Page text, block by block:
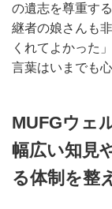
の遺志を尊重す
継者の娘さんも
くれてよかった
言葉はいまでも
MUFGウェ
幅広い知見
る体制を整